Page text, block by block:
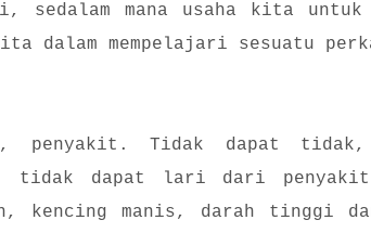
sedalam mana usaha kita untuk
dalam mempelajari sesuatu
penyakit. Tidak dapat tidak,
tidak dapat lari dari
kencing manis, darah tinggi